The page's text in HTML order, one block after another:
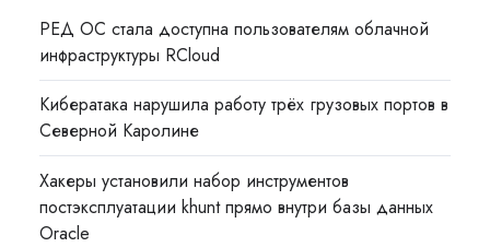
РЕД ОС стала доступна пользователям облачной
инфраструктуры RCloud
Кибератака нарушила работу трёх грузовых портов в
Северной Каролине
Хакеры установили набор инструментов
постэксплуатации khunt прямо внутри базы данных
Oracle